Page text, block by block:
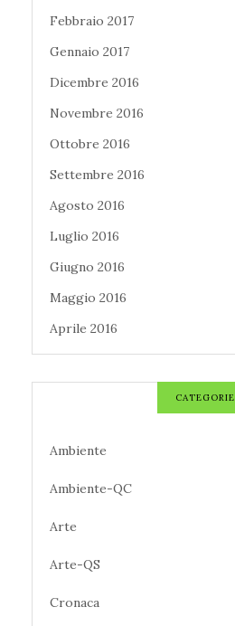
Febbraio 2017
Gennaio 2017
Dicembre 2016
Novembre 2016
Ottobre 2016
Settembre 2016
Agosto 2016
Luglio 2016
Giugno 2016
Maggio 2016
Aprile 2016
CATEGORIE
Ambiente
Ambiente-QC
Arte
Arte-QS
Cronaca